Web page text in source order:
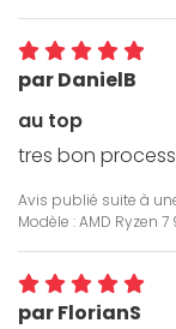
par DanielB
au top
tres bon
Avis publié suite à
Modèle : AMD Ryzen
par FlorianS